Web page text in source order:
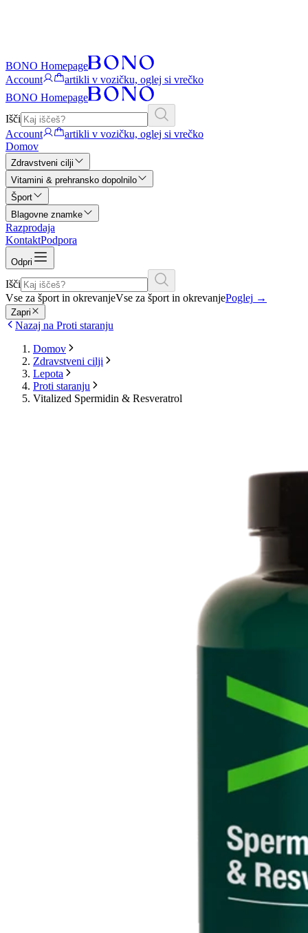
BONO Homepage
Account
artikli v vozičku, oglej si vrečko
BONO Homepage
Išči
Account
artikli v vozičku, oglej si vrečko
Domov
Zdravstveni cilji
Vitamini & prehransko dopolnilo
Šport
Blagovne znamke
Razprodaja
KontaktPodpora
Odpri
Išči
Vse za šport in okrevanjeVse za šport in okrevanjePoglej →
Zapri
Nazaj na Proti staranju
Domov
Zdravstveni cilji
Lepota
Proti staranju
Vitalized Spermidin & Resveratrol